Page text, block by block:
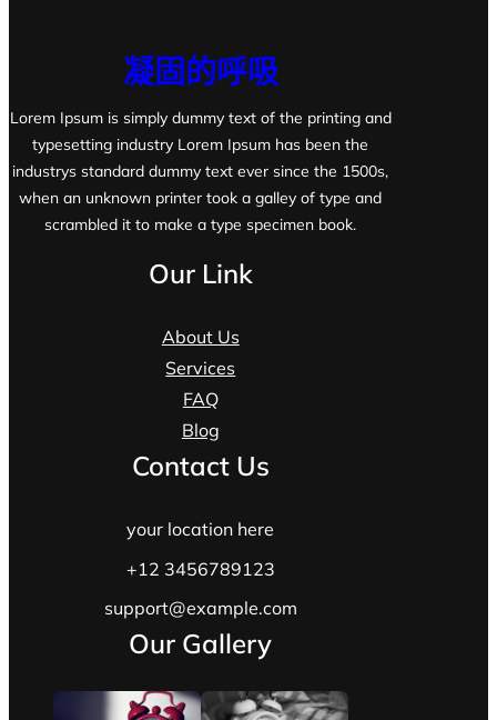
凝固的呼吸
Lorem Ipsum is simply dummy text of the printing and
typesetting industry Lorem Ipsum has been the
industrys standard dummy text ever since the 1500s,
when an unknown printer took a galley of type and
scrambled it to make a type specimen book.
Our Link
About Us
Services
FAQ
Blog
Contact Us
your location here
+12 3456789123
support@example.com
Our Gallery